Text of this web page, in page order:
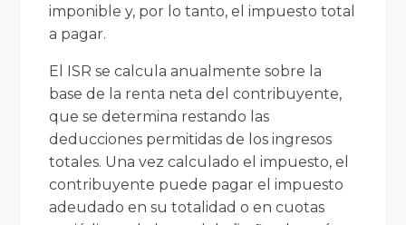
imponible y, por lo tanto, el impuesto total
a pagar.
El ISR se calcula anualmente sobre la
base de la renta neta del contribuyente,
que se determina restando las
deducciones permitidas de los ingresos
totales. Una vez calculado el impuesto, el
contribuyente puede pagar el impuesto
adeudado en su totalidad o en cuotas